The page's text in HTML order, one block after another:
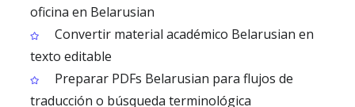
oficina en Belarusian
Convertir material académico Belarusian en
texto editable
Preparar PDFs Belarusian para flujos de
traducción o búsqueda terminológica